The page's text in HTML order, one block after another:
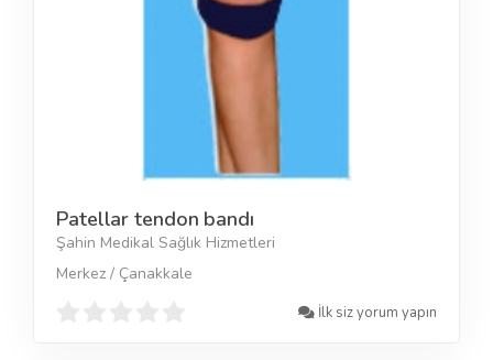
Patellar tendon bandı
Şahin Medikal Sağlık Hizmetleri
Merkez / Çanakkale
İlk siz yorum yapın